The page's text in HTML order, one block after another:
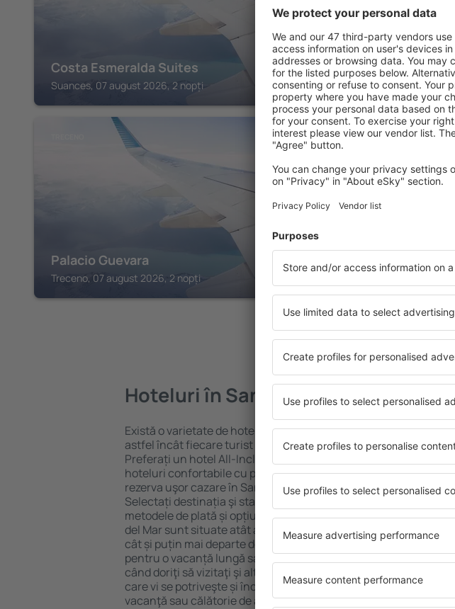
Costa Esmeralda Suites
Suances, 07 august 2026, 2 nopți
Posada La Casa
Santillana del Mar, 07
Palacio Guevara
Treceno, 07 august 2026, 2 nopți
SUANCES
La Playa
Vedeți mai multe
Hoteluri în Santillana del Mar
Există o varietate de hoteluri disponibile în Santillana del Mar,
astfel încât fiecare turist poate găsi cazare potrivită nevoilor
Preferați un hotel All-Inclusive cu standarde ȋnalte sau preferați
hoteluri confortabile cu preţuri mici? Cu ajutorul nostru puteți
rezerva uşor cazare în Santillana del Mar} pentru orice buget!
Selectați destinația şi standardul pentru hotel, verificați
metodele de plată și opțiunile de anulare. Hotelurile în
del Mar sunt situate atât aproape de atracţiile turistice populare,
cât și puțin mai departe de aglomerație. Toate sunt disponibile
pentru o vacanță lungă sau perfecte doar pentru o noapte
când doriţi să vizitaţi şi alte oraşe din apropiere. Alegeți hotelul
care vi se potriveşte și începeți să vă faceți bagajele pentru o
vacanţă sau călătorie de afaceri!